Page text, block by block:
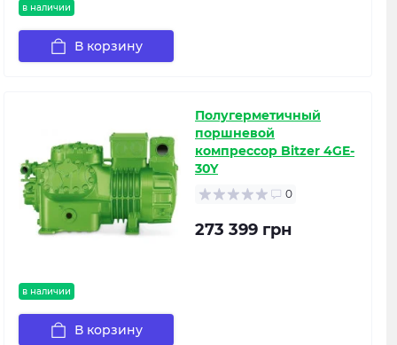
в наличии
В корзину
в наличии
Полугерметичный
поршневой
компрессор Bitzer 4GE-
30Y
0
273 399 грн
В корзину